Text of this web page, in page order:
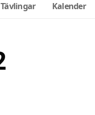
Tävlingar Kalender